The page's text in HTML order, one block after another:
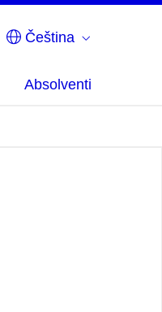
Čeština
Absolventi